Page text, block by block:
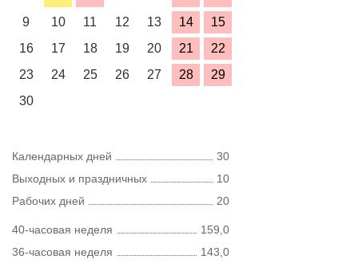
9
10 11 12 13 14
15
16
17 18 19 20 21
22
23
24 25 26 27 28
29
30
Календарных дней
30
Выходных и праздничных
10
Рабочих дней
20
40-часовая неделя
159,0
36-часовая неделя
143,0